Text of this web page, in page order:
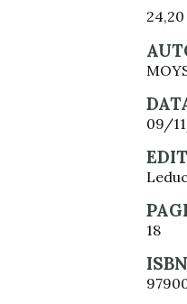
24,20
09/
Leduc
18
ISBN